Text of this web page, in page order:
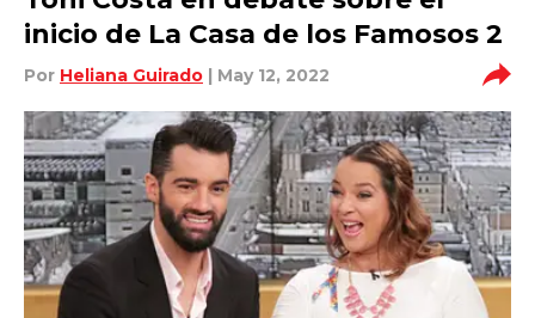
inicio de La Casa de los Famosos 2
Por Heliana Guirado | May 12, 2022